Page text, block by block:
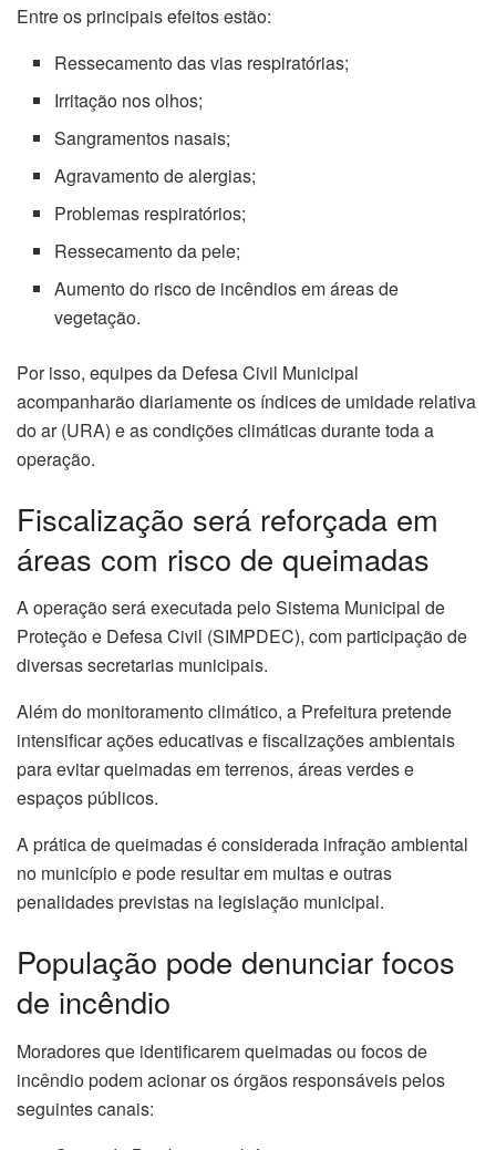
Entre os principais efeitos estão:
Ressecamento das vias respiratórias;
Irritação nos olhos;
Sangramentos nasais;
Agravamento de alergias;
Problemas respiratórios;
Ressecamento da pele;
Aumento do risco de incêndios em áreas de
vegetação.
Por isso, equipes da Defesa Civil Municipal
acompanharão diariamente os índices de umidade relativa
do ar (URA) e as condições climáticas durante toda a
operação.
Fiscalização será reforçada em
áreas com risco de queimadas
A operação será executada pelo Sistema Municipal de
Proteção e Defesa Civil (SIMPDEC), com participação de
diversas secretarias municipais.
Além do monitoramento climático, a Prefeitura pretende
intensificar ações educativas e fiscalizações ambientais
para evitar queimadas em terrenos, áreas verdes e
espaços públicos.
A prática de queimadas é considerada infração ambiental
no município e pode resultar em multas e outras
penalidades previstas na legislação municipal.
População pode denunciar focos
de incêndio
Moradores que identificarem queimadas ou focos de
incêndio podem acionar os órgãos responsáveis pelos
seguintes canais: